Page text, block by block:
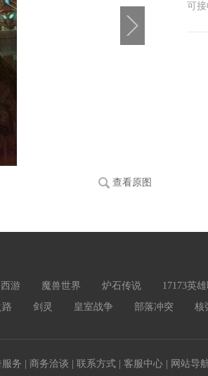
查看原图
可
游 魔兽世界 炉石传说 17173英
剑灵 皇室战争 部落冲突 核
服务 | 商务洽谈 | 联系方式| 客服中心| 网站导